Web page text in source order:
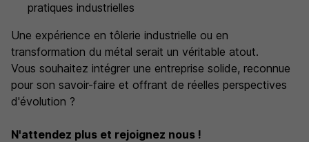
pratiques industrielles
Une expérience en tôlerie industrielle ou en
transformation du métal serait un véritable atout.
Vous souhaitez intégrer une entreprise solide, reconnue
pour son savoir-faire et offrant de réelles perspectives
d'évolution ?
N'attendez plus et rejoignez nous !